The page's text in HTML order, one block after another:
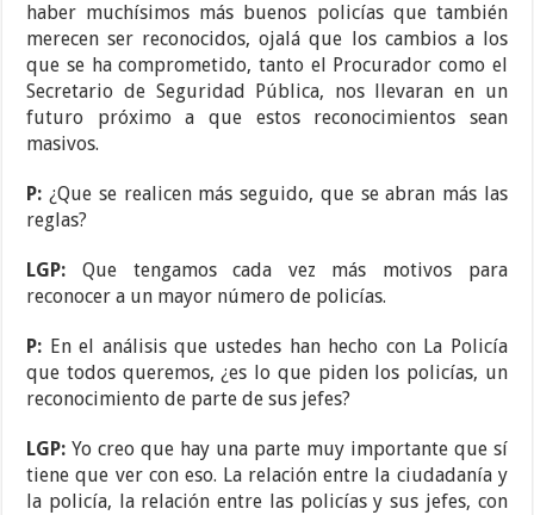
haber muchísimos más buenos policías que también
merecen ser reconocidos, ojalá que los cambios a los
que se ha comprometido, tanto el Procurador como el
Secretario de Seguridad Pública, nos llevaran en un
futuro próximo a que estos reconocimientos sean
masivos.
P: ¿Que se realicen más seguido, que se abran más las
reglas?
LGP: Que tengamos cada vez más motivos para
reconocer a un mayor número de policías.
P: En el análisis que ustedes han hecho con La Policía
que todos queremos, ¿es lo que piden los policías, un
reconocimiento de parte de sus jefes?
LGP:Yo creo que hay una parte muy importante que sí
tiene que ver con eso. La relación entre la ciudadanía y
la policía, la relación entre las policías y sus jefes, con